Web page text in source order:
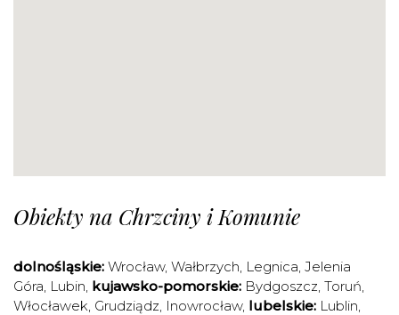
Obiekty na Chrzciny i Komunie
dolnośląskie: Wrocław, Wałbrzych, Legnica, Jelenia
Góra, Lubin, kujawsko-pomorskie: Bydgoszcz, Toruń,
Włocławek, Grudziądz, Inowrocław, lubelskie: Lublin,